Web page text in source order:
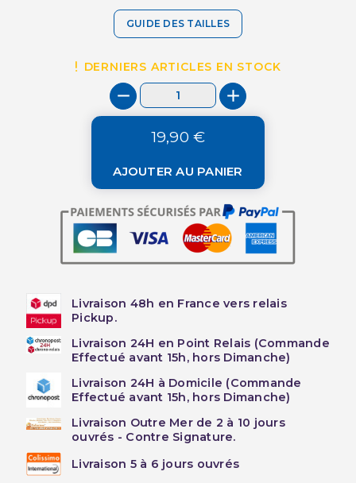
GUIDE DES TAILLES
DERNIERS ARTICLES EN STOCK
19,90 €
AJOUTER AU PANIER
Livraison 48h en France vers relais
Pickup.
Livraison 24H en Point Relais (Commande
Effectué avant 15h, hors Dimanche)
Livraison 24H à Domicile (Commande
Effectué avant 15h, hors Dimanche)
Livraison Outre Mer de 2 à 10 jours
ouvrés - Contre Signature.
Livraison 5 à 6 jours ouvrés